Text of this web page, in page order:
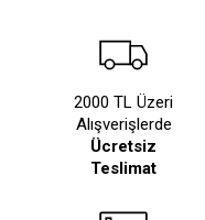
2000 TL Üzeri
Alışverişlerde
Ücretsiz
Teslimat